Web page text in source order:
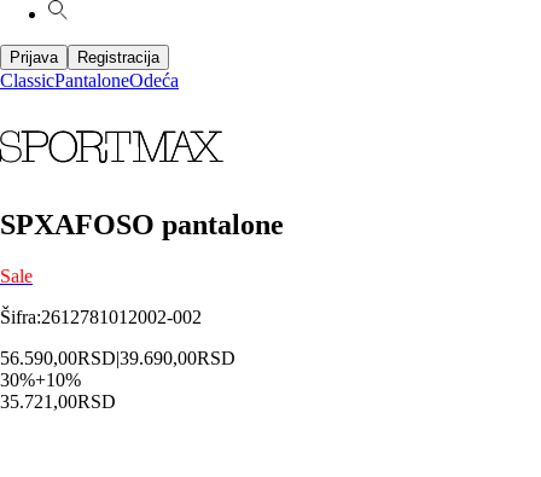
Prijava Registracija
ClassicPantaloneOdeća
SPXAFOSO pantalone
Sale
Šifra:2612781012002-002
56.590,00RSD|39.690,00RSD
30%+10%
35.721,00RSD